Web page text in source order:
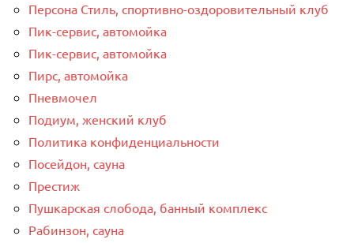
Персона Стиль, спортивно-оздоровительный клуб
Пик-сервис, автомойка
Пик-сервис, автомойка
Пирс, автомойка
Пневмочел
Подиум, женский клуб
Политика конфиденциальности
Посейдон, сауна
Престиж
Пушкарская слобода, банный комплекс
Рабинзон, сауна